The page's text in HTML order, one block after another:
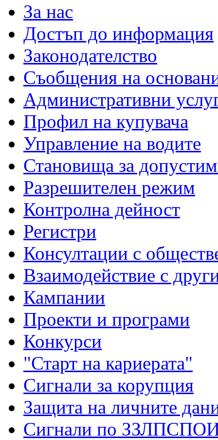
За нас
Достъп до информация
Законодателство
Съобщения на
Административни
Профил на купувача
Управление на водите
Становища за
Разрешителен режим
Контролна дейност
Регистри
Консултации с
Взаимодействие с
Кампании
Проекти и програми
Конкурси
"Старт на кариерата"
Сигнали за корупция
Защита на личните
Сигнали по